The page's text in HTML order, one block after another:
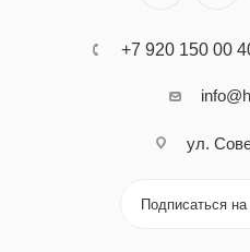
+7 920 150 00
ул.
Подписаться